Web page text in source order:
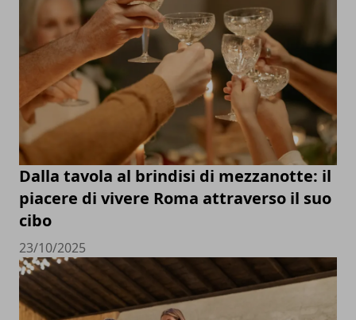
Dalla tavola al brindisi di mezzanotte: il
piacere di vivere Roma attraverso il suo
cibo
23/10/2025